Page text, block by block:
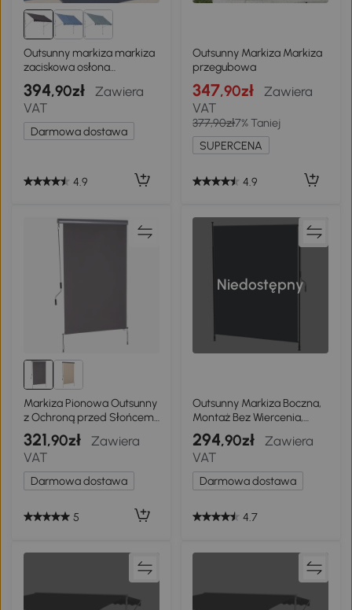
Outsunny markiza markiza
zaciskowa osłona
przeciwsłoneczna
394,90zł
Zawiera
VAT
Darmowa dostawa
4.9
Outsunny Markiza Markiza
przegubowa
347,90zł
Zawiera
VAT
377,90zł7% Taniej
SUPERCENA
4.9
Markiza Pionowa Outsunny
z Ochroną przed Słońcem i
Wiatrem, Szara
321,90zł
Zawiera
VAT
Darmowa dostawa
5
Niedostępny
Outsunny Markiza Boczna,
Montaż Bez Wiercenia,
Regulowana Wysokość, Z
Korbką Ręczną, Rama
Metalowa, Szary, 2 x 2,15-
3,05 m
294,90zł
Zawiera
VAT
Darmowa dostawa
4.7